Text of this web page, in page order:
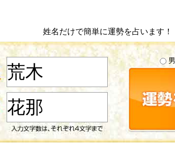
姓名だけで簡単に運勢を占います！
男